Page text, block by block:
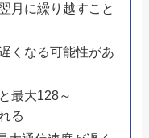
月に繰り越すこと
くなる可能性があ
最大128～
る